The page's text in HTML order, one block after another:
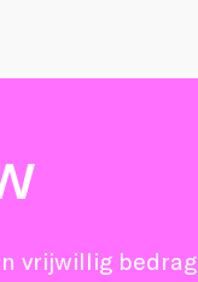
vrijwillig bedrag.